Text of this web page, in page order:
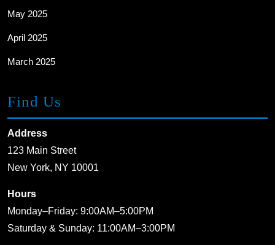
May 2025
April 2025
March 2025
Find Us
Address
123 Main Street
New York, NY 10001
Hours
Monday–Friday: 9:00AM–5:00PM
Saturday & Sunday: 11:00AM–3:00PM